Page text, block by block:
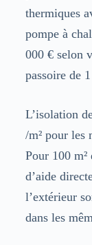
thermiques
pompe à
000 € selon
passoire de
L’isolation
/m² pour les
Pour 100 m²
d’aide
l’extérieur
dans les